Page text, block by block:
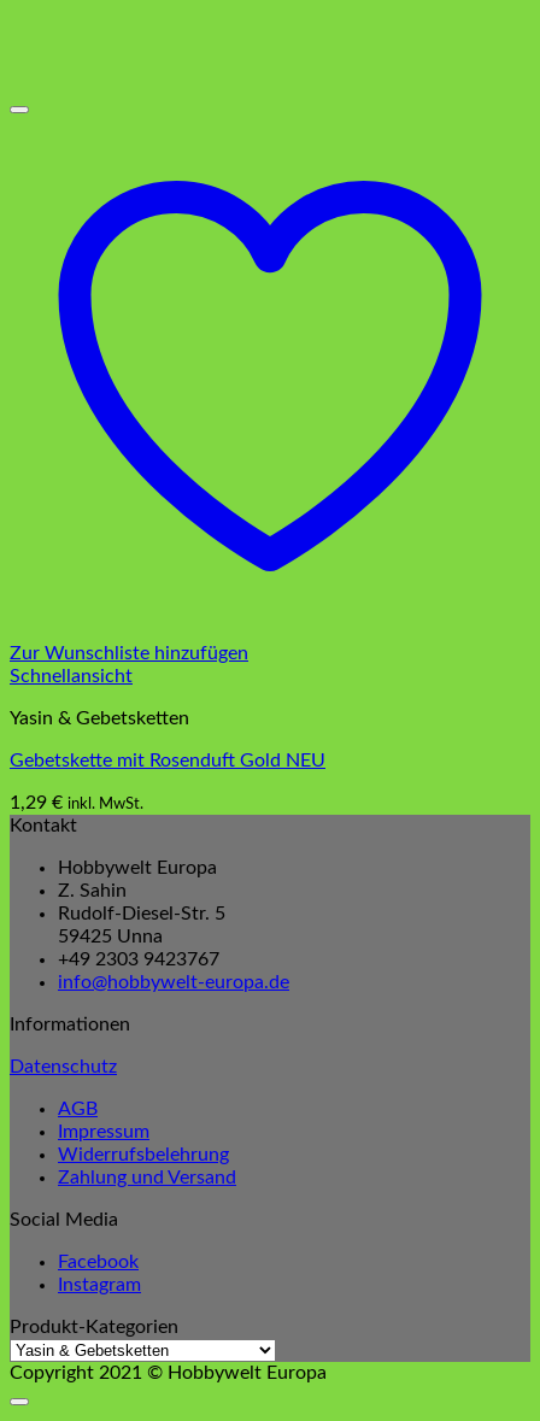
Zur Wunschliste hinzufügen
Schnellansicht
Yasin & Gebetsketten
Gebetskette mit Rosenduft Gold NEU
1,29 € inkl. MwSt.
Kontakt
Hobbywelt Europa
Z. Sahin
Rudolf-Diesel-Str. 5
59425 Unna
+49 2303 9423767
info@hobbywelt-europa.de
Informationen
Datenschutz
AGB
Impressum
Widerrufsbelehrung
Zahlung und Versand
Social Media
Facebook
Instagram
Produkt-Kategorien
Copyright 2021 © Hobbywelt Europa